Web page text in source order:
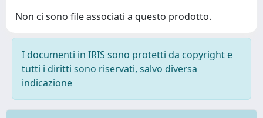
Non ci sono file associati a questo prodotto.
I documenti in IRIS sono protetti da copyright e
tutti i diritti sono riservati, salvo diversa
indicazione